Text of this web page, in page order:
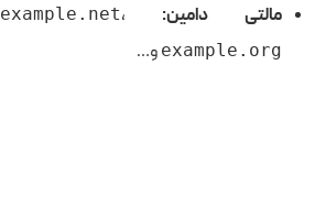
مالتی دامین:
example.net،
example.org و…